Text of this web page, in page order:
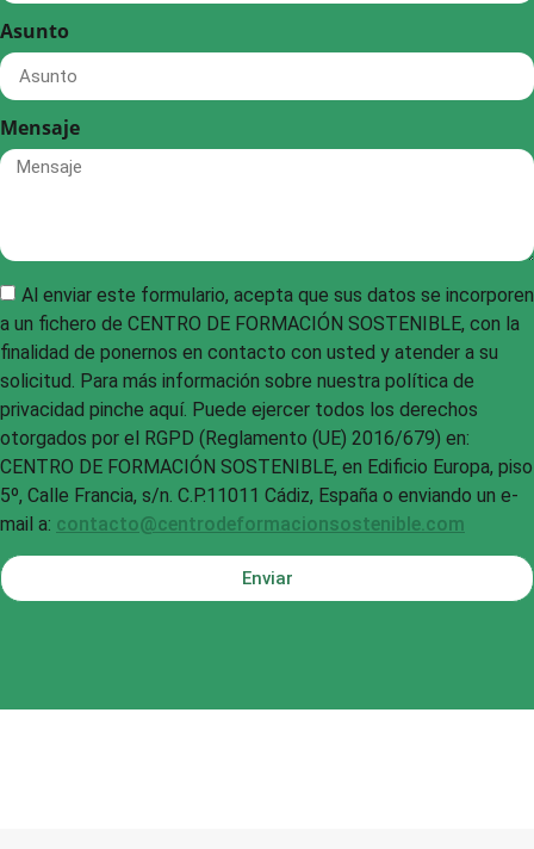
Asunto
Mensaje
Al enviar este formulario, acepta que sus datos se incorporen
a un fichero de CENTRO DE FORMACIÓN SOSTENIBLE, con la
finalidad de ponernos en contacto con usted y atender a su
solicitud. Para más información sobre nuestra política de
privacidad pinche aquí. Puede ejercer todos los derechos
otorgados por el RGPD (Reglamento (UE) 2016/679) en:
CENTRO DE FORMACIÓN SOSTENIBLE, en Edificio Europa, piso
5º, Calle Francia, s/n. C.P.11011 Cádiz, España o enviando un e-
mail a: contacto@centrodeformacionsostenible.com
Enviar